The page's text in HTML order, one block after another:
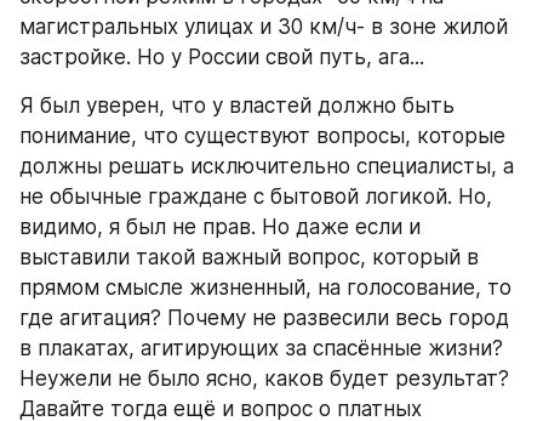
магистральных улицах и 30 км/ч- в зоне жилой
застройке. Но у России свой путь, ага...
Я был уверен, что у властей должно быть
понимание, что существуют вопросы, которые
должны решать исключительно специалисты, а
не обычные граждане с бытовой логикой. Но,
видимо, я был не прав. Но даже если и
выставили такой важный вопрос, который в
прямом смысле жизненный, на голосование, то
где агитация? Почему не развесили весь город
в плакатах, агитирующих за спасённые жизни?
Неужели не было ясно, каков будет результат?
Давайте тогда ещё и вопрос о платных